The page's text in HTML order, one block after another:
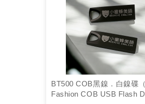
BT500 COB黑鎳．白鎳碟
Fashion COB USB Flash